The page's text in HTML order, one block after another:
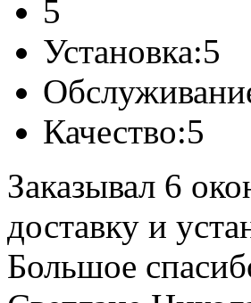
5
Установка:5
Качество:5
Заказывал 6
доставку и
Большое